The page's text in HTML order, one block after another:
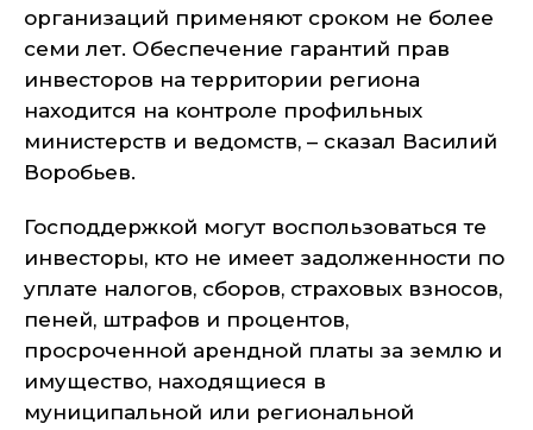
организаций применяют сроком не более
семи лет. Обеспечение гарантий прав
инвесторов на территории региона
находится на контроле профильных
министерств и ведомств, – сказал Василий
Воробьев.
Господдержкой могут воспользоваться те
инвесторы, кто не имеет задолженности по
уплате налогов, сборов, страховых взносов,
пеней, штрафов и процентов,
просроченной арендной платы за землю и
имущество, находящиеся в
муниципальной или региональной